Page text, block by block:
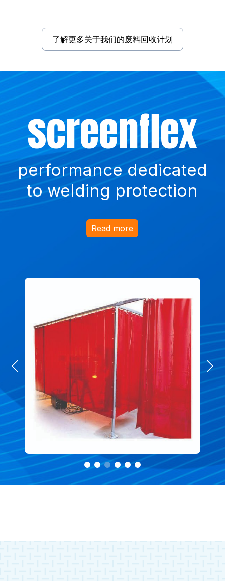
了解更多关于我们的废料回收计划
screenflex
performance dedicated
to welding protection
Read more
ballistiflex
anti-return curtains
for bullet traps
Read more
Such
a waste !
Did
you
know?